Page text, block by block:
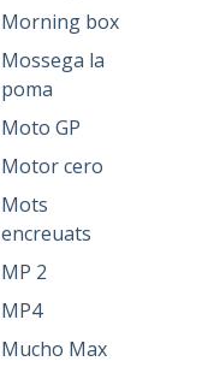
Morning box
Mossega la
poma
Moto GP
Motor cero
Mots
encreuats
MP 2
MP4
Mucho Max